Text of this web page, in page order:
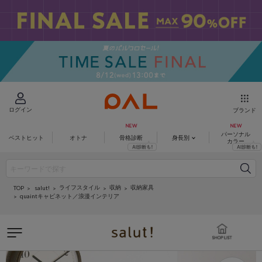
ログイン ブランド
ベストヒット オトナ 骨格診断 身長別
パーソナル
カラー
TOP salut! ライフスタイル 収納
収納家具
quaintキャビネット／浪漫インテリア